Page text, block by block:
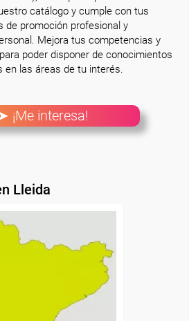
catálogo y cumple con tus
de promoción profesional y
Mejora tus competencias y
poder disponer de conocimientos
en las áreas de tu interés.
¡Me interesa!
Lleida